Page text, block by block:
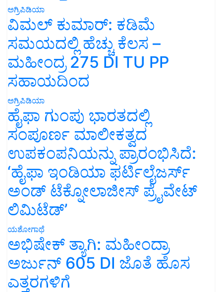
ಅಗ್ರಿಪಿಡಿಯಾ
ವಿಮಲ್ ಕುಮಾರ್: ಕಡಿಮೆ
ಸಮಯದಲ್ಲಿ ಹೆಚ್ಚು ಕೆಲಸ –
ಮಹೀಂದ್ರ 275 DI TU PP
ಸಹಾಯದಿಂದ
ಅಗ್ರಿಪಿಡಿಯಾ
ಹೈಫಾ ಗುಂಪು ಭಾರತದಲ್ಲಿ
ಸಂಪೂರ್ಣ ಮಾಲೀಕತ್ವದ
ಉಪಕಂಪನಿಯನ್ನು ಪ್ರಾರಂಭಿಸಿದೆ:
‘ಹೈಫಾ ಇಂಡಿಯಾ ಫರ್ಟಿಲೈಜರ್ಸ್
ಅಂಡ್ ಟೆಕ್ನೋಲಾಜೀಸ್ ಪ್ರೈವೇಟ್
ಲಿಮಿಟೆಡ್’
ಯಶೋಗಾಥೆ
ಅಭಿಷೇಕ್ ತ್ಯಾಗಿ: ಮಹೀಂದ್ರಾ
ಅರ್ಜುನ್ 605 DI ಜೊತೆ ಹೊಸ
ಎತ್ತರಗಳಿಗೆ